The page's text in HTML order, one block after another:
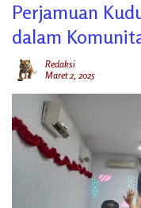
Perjamuan
dalam
Redaksi
Maret 2, 2025